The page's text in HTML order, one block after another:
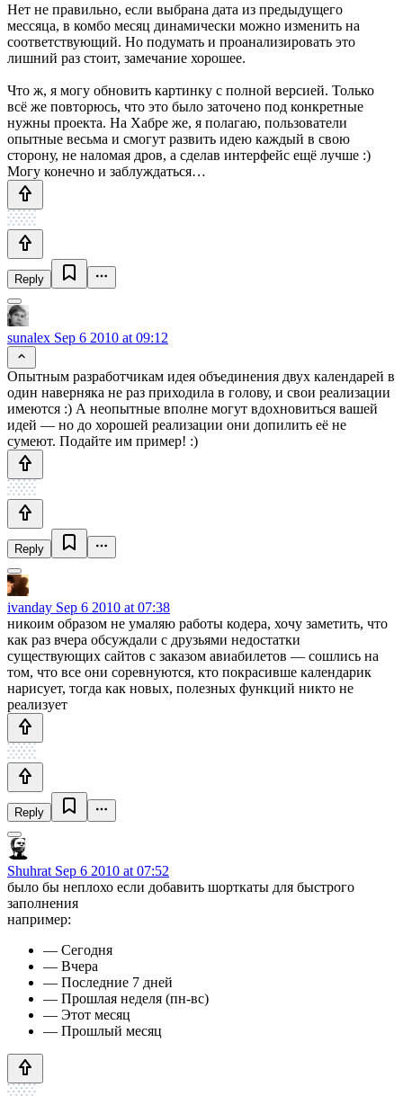
Нет не правильно, если выбрана дата из предыдущего
мессяца, в комбо месяц динамически можно изменить на
соответствующий. Но подумать и проанализировать это
лишний раз стоит, замечание хорошее.
Что ж, я могу обновить картинку с полной версией. Только
всё же повторюсь, что это было заточено под конкретные
нужны проекта. На Хабре же, я полагаю, пользователи
опытные весьма и смогут развить идею каждый в свою
сторону, не наломая дров, а сделав интерфейс ещё лучше :)
Могу конечно и заблуждаться…
Reply
sunalex Sep 6 2010 at 09:12
Опытным разработчикам идея объединения двух календарей в
один наверняка не раз приходила в голову, и свои реализации
имеются :) А неопытные вполне могут вдохновиться вашей
идей — но до хорошей реализации они допилить её не
сумеют. Подайте им пример! :)
Reply
ivanday Sep 6 2010 at 07:38
никоим образом не умаляю работы кодера, хочу заметить, что
как раз вчера обсуждали с друзьями недостатки
существующих сайтов с заказом авиабилетов — сошлись на
том, что все они соревнуются, кто покрасивше календарик
нарисует, тогда как новых, полезных функций никто не
реализует
Reply
Shuhrat Sep 6 2010 at 07:52
было бы неплохо если добавить шорткаты для быстрого
заполнения
например:
— Сегодня
— Вчера
— Последние 7 дней
— Прошлая неделя (пн-вс)
— Этот месяц
— Прошлый месяц